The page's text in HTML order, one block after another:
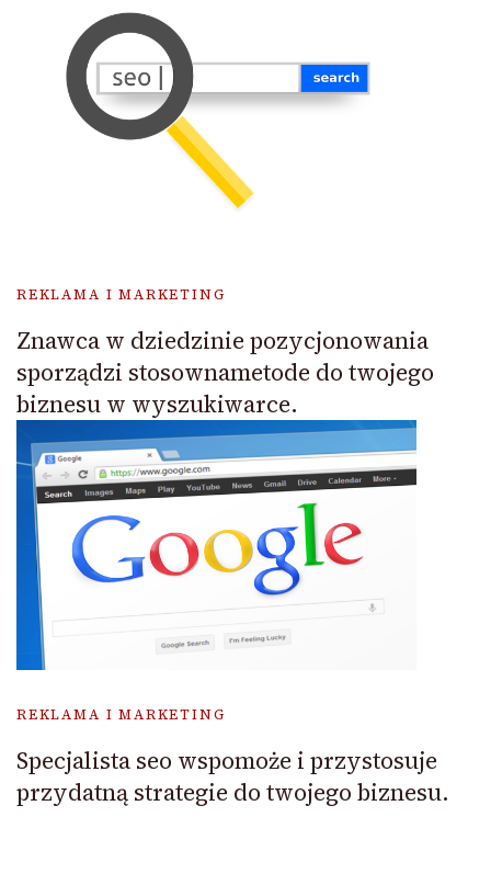
REKLAMA I MARKETING
Znawca w dziedzinie pozycjonowania
sporządzi stosownametode do twojego
biznesu w wyszukiwarce.
REKLAMA I MARKETING
Specjalista seo wspomoże i przystosuje
przydatną strategie do twojego biznesu.